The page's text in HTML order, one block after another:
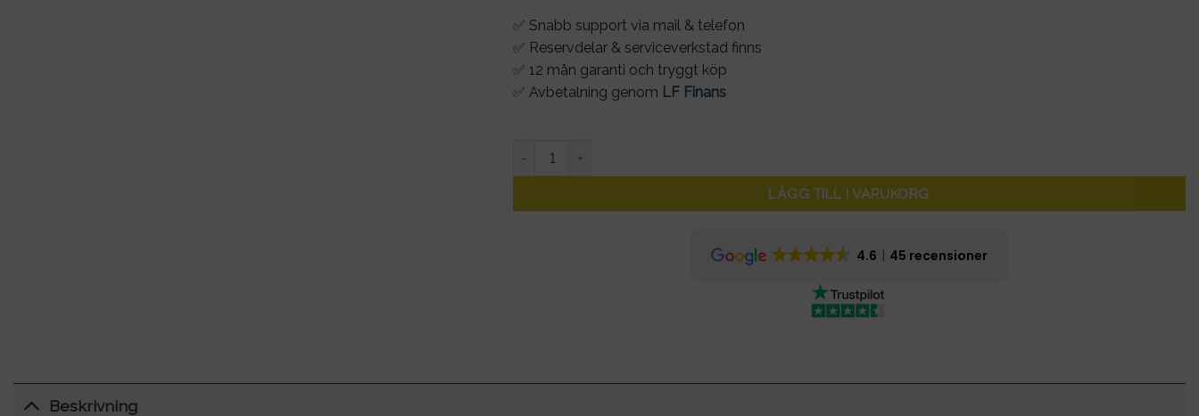
✅ Snabb support via mail & telefon
✅ Reservdelar & serviceverkstad finns
✅ 12 mån garanti och tryggt köp
✅ Avbetalning genom LF Finans
Strömkabel laddare Ninebot Max G30 och Max G2- original mängd
LÄGG TILL I VARUKORG
4.6 45 recensioner
Beskrivning